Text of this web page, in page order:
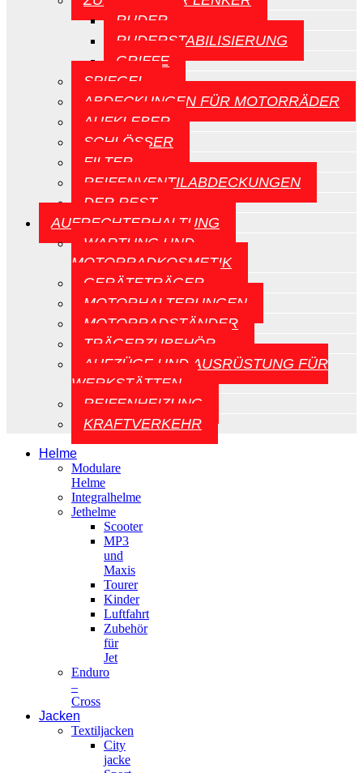
RUDER
RUDERSTABILISIERUNG
GRIFFE
SPIEGEL
ABDECKUNGEN FÜR MOTORRÄDER
AUFKLEBER
SCHLÖSSER
FILTER
REIFENVENTILABDECKUNGEN
DER REST
AUFRECHTERHALTUNG
WARTUNG UND
MOTORRADKOSMETIK
GERÄTETRÄGER
MOTORHALTERUNGEN
MOTORRADSTÄNDER
TRÄGERZUBEHÖR
AUFZÜGE UND AUSRÜSTUNG FÜR
WERKSTÄTTEN
REIFENHEIZUNG
KRAFTVERKEHR
Helme
Modulare
Helme
Integralhelme
Jethelme
Scooter
MP3
und
Maxis
Tourer
Kinder
Luftfahrt
Zubehör
für
Jet
Enduro
–
Cross
Jacken
Textiljacken
City
jacke